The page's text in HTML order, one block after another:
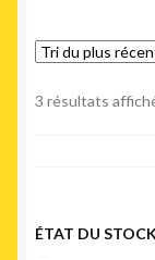
3 résultats
ÉTAT DU STOCK